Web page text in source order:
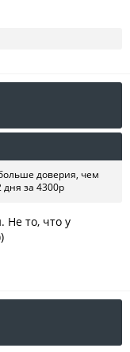
доверия, чем
дня за 4300р
Не то, что у